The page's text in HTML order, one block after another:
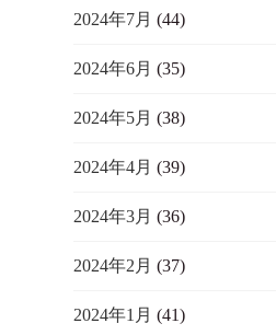
2024年7月 (44)
2024年6月 (35)
2024年5月 (38)
2024年4月 (39)
2024年3月 (36)
2024年2月 (37)
2024年1月 (41)